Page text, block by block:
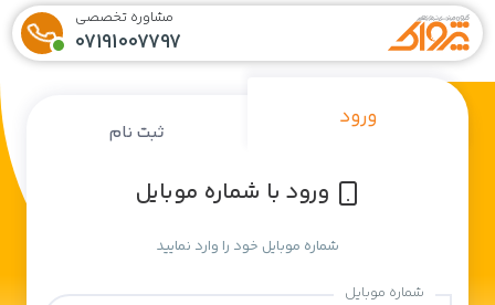
مشاوره تخصصی
07191007797
ورود
ثبت نام
ورود با شماره موبایل
شماره موبایل خود را وارد نمایید
شماره موبایل